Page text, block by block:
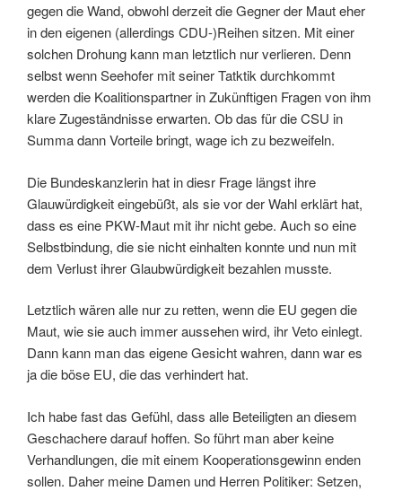
gegen die Wand, obwohl derzeit die Gegner der Maut eher
in den eigenen (allerdings CDU-)Reihen sitzen. Mit einer
solchen Drohung kann man letztlich nur verlieren. Denn
selbst wenn Seehofer mit seiner Tatktik durchkommt
werden die Koalitionspartner in Zukünftigen Fragen von ihm
klare Zugeständnisse erwarten. Ob das für die CSU in
Summa dann Vorteile bringt, wage ich zu bezweifeln.
Die Bundeskanzlerin hat in diesr Frage längst ihre
Glauwürdigkeit eingebüßt, als sie vor der Wahl erklärt hat,
dass es eine PKW-Maut mit ihr nicht gebe. Auch so eine
Selbstbindung, die sie nicht einhalten konnte und nun mit
dem Verlust ihrer Glaubwürdigkeit bezahlen musste.
Letztlich wären alle nur zu retten, wenn die EU gegen die
Maut, wie sie auch immer aussehen wird, ihr Veto einlegt.
Dann kann man das eigene Gesicht wahren, dann war es
ja die böse EU, die das verhindert hat.
Ich habe fast das Gefühl, dass alle Beteiligten an diesem
Geschachere darauf hoffen. So führt man aber keine
Verhandlungen, die mit einem Kooperationsgewinn enden
sollen. Daher meine Damen und Herren Politiker: Setzen,